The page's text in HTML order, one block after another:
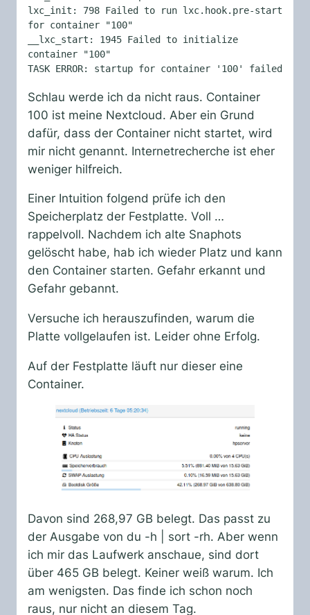
lxc_init: 798 Failed to run lxc.hook.pre-start
for container "100"
__lxc_start: 1945 Failed to initialize
container "100"
TASK ERROR: startup for container '100' failed
Schlau werde ich da nicht raus. Container
100 ist meine Nextcloud. Aber ein Grund
dafür, dass der Container nicht startet, wird
mir nicht genannt. Internetrecherche ist eher
weniger hilfreich.
Einer Intuition folgend prüfe ich den
Speicherplatz der Festplatte. Voll …
rappelvoll. Nachdem ich alte Snaphots
gelöscht habe, hab ich wieder Platz und kann
den Container starten. Gefahr erkannt und
Gefahr gebannt.
Versuche ich herauszufinden, warum die
Platte vollgelaufen ist. Leider ohne Erfolg.
Auf der Festplatte läuft nur dieser eine
Container.
Davon sind 268,97 GB belegt. Das passt zu
der Ausgabe von du -h | sort -rh. Aber wenn
ich mir das Laufwerk anschaue, sind dort
über 465 GB belegt. Keiner weiß warum. Ich
am wenigsten. Das finde ich schon noch
raus, nur nicht an diesem Tag.